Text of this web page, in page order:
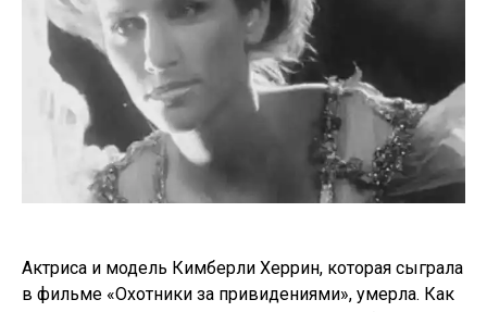
Актриса и модель Кимберли Херрин, которая сыграла
в фильме «Охотники за привидениями», умерла. Как